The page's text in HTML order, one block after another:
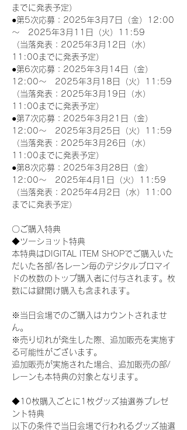
までに発表予定）
●第5次応募：2025年3月7日（金）12:00
～　2025年3月11日（火）11:59
（当落発表：2025年3月12日（水）
11:00までに発表予定）
●第6次応募：2025年3月14日（金）
12:00～　2025年3月18日（火）11:59
（当落発表：2025年3月19日（水）
11:00までに発表予定）
●第7次応募：2025年3月21日（金）
12:00～　2025年3月25日（火）11:59
（当落発表：2025年3月26日（水）
11:00までに発表予定）
●第8次応募：2025年3月28日（金）
12:00～　2025年4月1日（火）11:59
（当落発表：2025年4月2日（水）11:00
までに発表予定）
〇ご購入特典
◆ツーショット特典
本特典はDIGITAL ITEM SHOPでご購入いた
だいた各部/各レーン毎のデジタルブロマイ
ドの枚数のトップ購入者に付与されます。枚
数には鍵開け購入も含まれます。
※当日会場でのご購入はカウントされませ
ん。
※売り切れが発生した際、追加販売を実施す
る可能性がございます。
追加販売が実施された場合、追加販売の部/
レーンも本特典の対象となります。
◆10枚購入ごとに1枚グッズ抽選券プレゼ
ント特典
以下の条件で当日会場で行われるグッズ抽選